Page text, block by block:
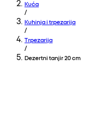
Kuća
/
Kuhinja i trpezarija
/
Trpezarija
/
Dezertni tanjir 20 cm